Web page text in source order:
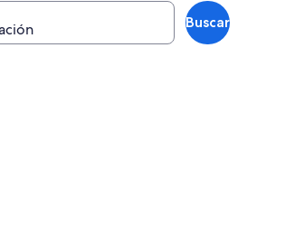
Buscar